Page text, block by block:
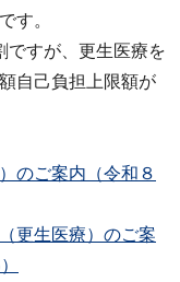
す。
ですが、更生医療を
自己負担上限額が
のご案内（令和８
更生医療）のご案